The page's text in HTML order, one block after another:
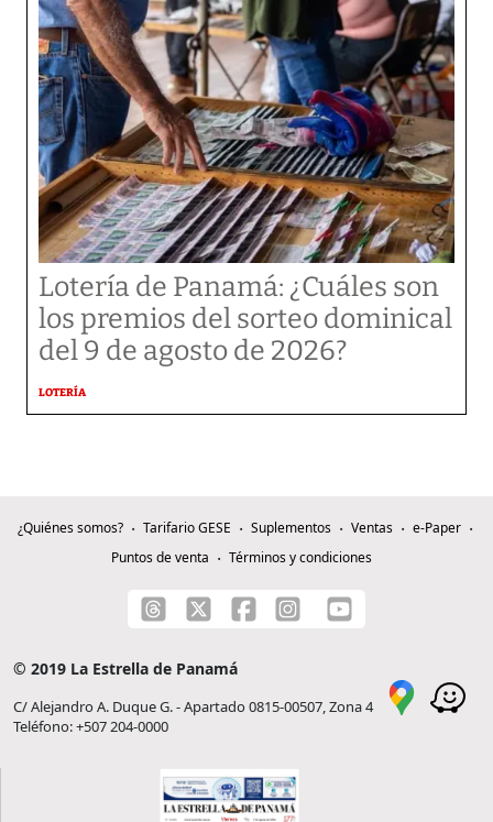
Lotería de Panamá: ¿Cuáles son
los premios del sorteo dominical
del 9 de agosto de 2026?
LOTERÍA
¿Quiénes somos? Tarifario GESE Suplementos Ventas
e-Paper
Puntos de venta
Términos y condiciones
© 2019 La Estrella de Panamá
C/ Alejandro A. Duque G. - Apartado 0815-00507, Zona 4
Teléfono: +507 204-0000